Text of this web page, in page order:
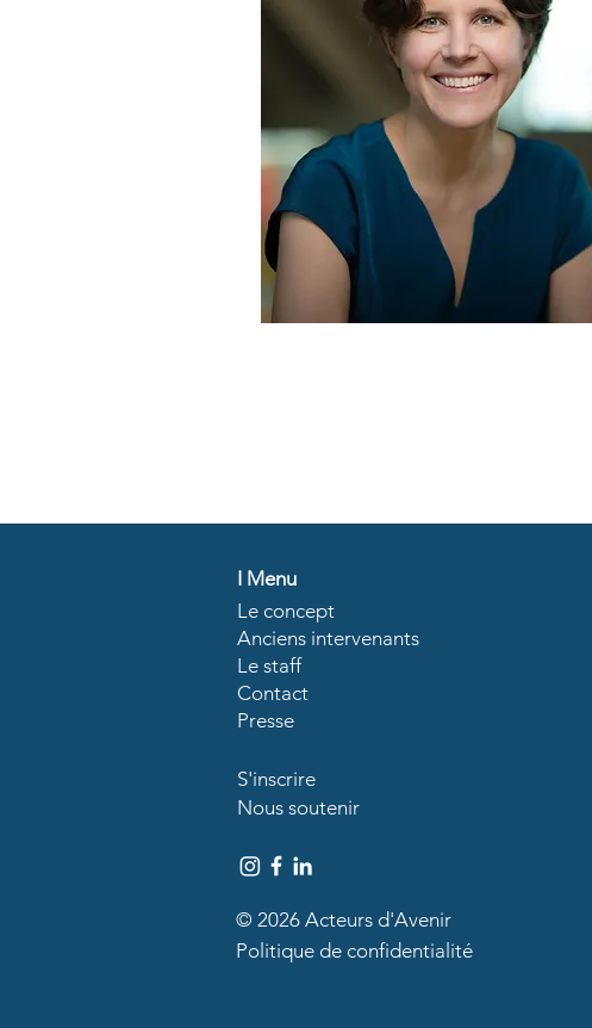
I Menu
Le concept
Anciens intervenants
Le staff
Contact
Presse
S'inscrire
Nous soutenir
© 2026 Acteurs d'Avenir
Politique de confidentialité